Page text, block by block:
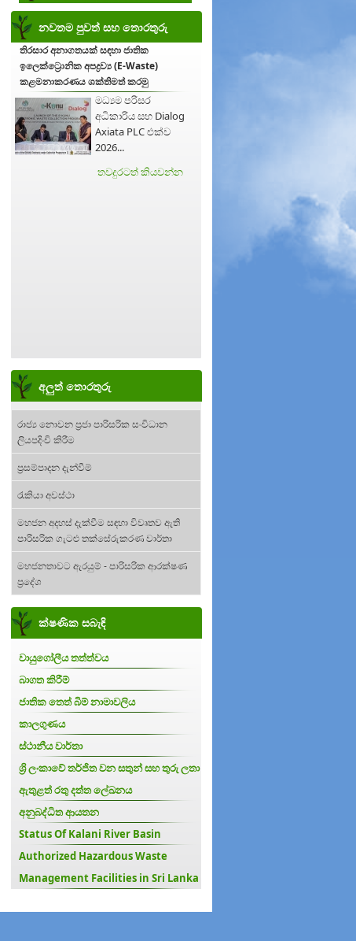
නවතම පුවත් සහ තොරතුරු
තිරසාර අනාගතයක් සඳහා ජාතික
ඉලෙක්ට්‍රොනික අපද්‍රව්‍ය (E-Waste)
කළමනාකරණය ශක්තිමත් කරමු
මධ්‍යම පරිසර
අධිකාරිය සහ Dialog
Axiata PLC එක්ව
2026...
තවදුරටත් කියවන්න
අලුත් තොරතුරු
රාජ්‍ය නොවන ප්‍රජා පාරිසරික සංවිධාන
ලියපදිංචි කිරීම
ප්‍රසම්පාදන දැන්වීම්
රැකියා අවස්ථා
මහජන අදහස් දැක්වීම සඳහා විවෘතව ඇති
පාරිසරික ගැටළු තක්සේරුකරණ වාර්තා
මහජනතාවට ඇරයුම් - පාරිසරික ආරක්ෂණ
ප්‍රදේශ
ක්ෂණික සබැඳි
වායුගෝලීය තත්ත්වය
බාගත කිරීම්
ජාතික තෙත් බිම් නාමාවලිය
කාලගුණය
ස්ථානීය වාර්තා
ශ්‍රි ලංකාවේ තර්ජිත වන සතුන් සහ තුරු ලතා
ඇතුළත් රතු දත්ත ලේඛනය
අනුබද්ධිත ආයතන
Status Of Kalani River Basin
Authorized Hazardous Waste
Management Facilities in Sri Lanka